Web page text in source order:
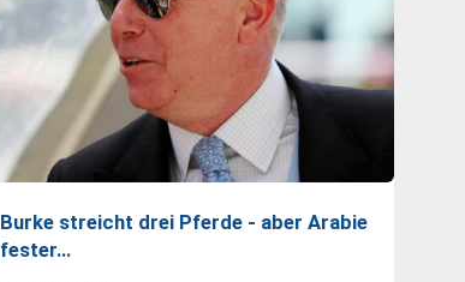
Burke streicht drei Pferde - aber Arabie
fester…